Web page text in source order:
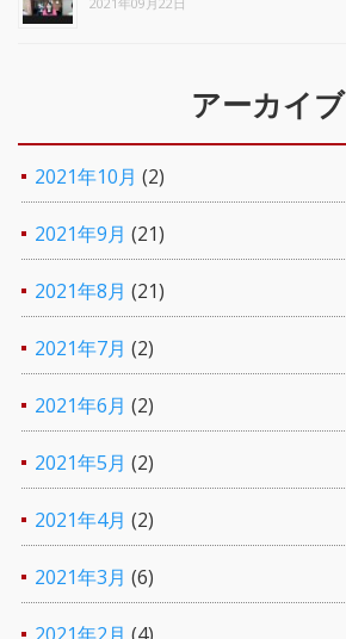
アーカイブ
2021年10月 (2)
2021年9月 (21)
2021年8月 (21)
2021年7月 (2)
2021年6月 (2)
2021年5月 (2)
2021年4月 (2)
2021年3月 (6)